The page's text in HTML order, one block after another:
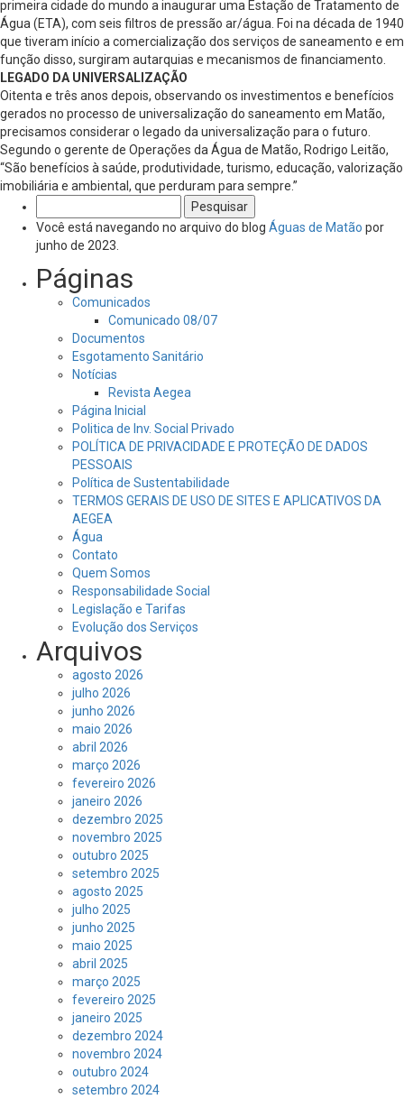
primeira cidade do mundo a inaugurar uma Estação de Tratamento de
Água (ETA), com seis filtros de pressão ar/água. Foi na década de 1940
que tiveram início a comercialização dos serviços de saneamento e em
função disso, surgiram autarquias e mecanismos de financiamento.
LEGADO DA UNIVERSALIZAÇÃO
Oitenta e três anos depois, observando os investimentos e benefícios
gerados no processo de universalização do saneamento em Matão,
precisamos considerar o legado da universalização para o futuro.
Segundo o gerente de Operações da Água de Matão, Rodrigo Leitão,
“São benefícios à saúde, produtividade, turismo, educação, valorização
imobiliária e ambiental, que perduram para sempre.”
por:
Você está navegando no arquivo do blog Águas de Matão por
junho de 2023.
Páginas
Comunicados
Comunicado 08/07
Documentos
Esgotamento Sanitário
Notícias
Revista Aegea
Página Inicial
Politica de Inv. Social Privado
POLÍTICA DE PRIVACIDADE E PROTEÇÃO DE DADOS
PESSOAIS
Política de Sustentabilidade
TERMOS GERAIS DE USO DE SITES E APLICATIVOS DA
AEGEA
Água
Contato
Quem Somos
Responsabilidade Social
Legislação e Tarifas
Evolução dos Serviços
Arquivos
agosto 2026
julho 2026
junho 2026
maio 2026
abril 2026
março 2026
fevereiro 2026
janeiro 2026
dezembro 2025
novembro 2025
outubro 2025
setembro 2025
agosto 2025
julho 2025
junho 2025
maio 2025
abril 2025
março 2025
fevereiro 2025
janeiro 2025
dezembro 2024
novembro 2024
outubro 2024
setembro 2024